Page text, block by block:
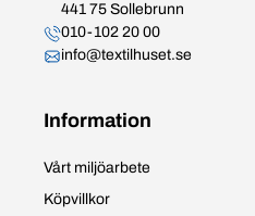
441 75 Sollebrunn
010-102 20 00
info@textilhuset.se
Information
Vårt miljöarbete
Köpvillkor